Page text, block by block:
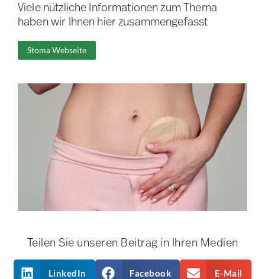
Viele nützliche Informationen zum Thema
haben wir Ihnen hier zusammengefasst
Stoma Webseite
Teilen Sie unseren Beitrag in Ihren Medien
LinkedIn Facebook E-Mail